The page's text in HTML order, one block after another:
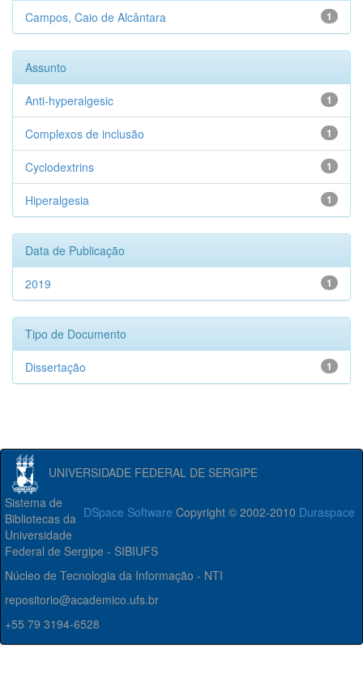
1
Campos, Caio de Alcântara
Assunto
1
Anti-hyperalgesic
1
Complexos de inclusão
1
Cyclodextrins
1
Hiperalgesia
Data de Publicação
1
2019
Tipo de Documento
1
Dissertação
UNIVERSIDADE FEDERAL DE SERGIPE
DSpace Software Copyright © 2002-2010 Duraspace
Sistema de
Bibliotecas da
Universidade
Federal de Sergipe - SIBIUFS
Núcleo de Tecnologia da Informação - NTI
repositorio@academico.ufs.br
+55 79 3194-6528